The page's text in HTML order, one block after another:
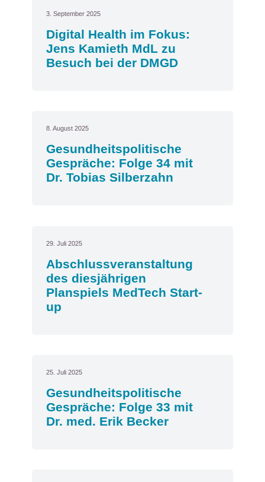
3. September 2025
Digital Health im Fokus:
Jens Kamieth MdL zu
Besuch bei der DMGD
8. August 2025
Gesundheitspolitische
Gespräche: Folge 34 mit
Dr. Tobias Silberzahn
29. Juli 2025
Abschlussveranstaltung
des diesjährigen
Planspiels MedTech Start-
up
25. Juli 2025
Gesundheitspolitische
Gespräche: Folge 33 mit
Dr. med. Erik Becker